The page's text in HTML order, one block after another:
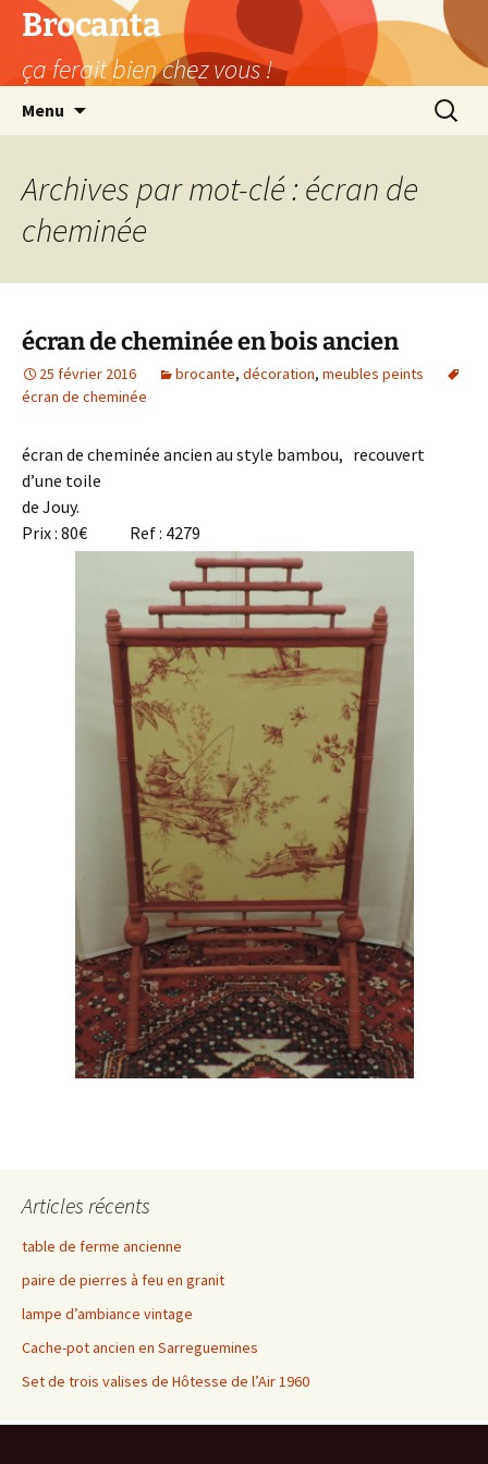
Aller
contenu
Brocanta
ça ferait bien chez vous !
Menu
Archives par mot-clé : écran de
cheminée
écran de cheminée en bois ancien
25 février 2016 brocante, décoration, meubles peints
écran de cheminée
écran de cheminée ancien au style bambou, recouvert
d’une toile
de Jouy.
Prix : 80€ Ref : 4279
Articles récents
table de ferme ancienne
paire de pierres à feu en granit
lampe d’ambiance vintage
Cache-pot ancien en Sarreguemines
Set de trois valises de Hôtesse de l’Air 1960